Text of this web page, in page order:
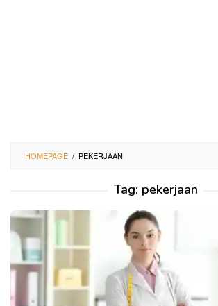
HOMEPAGE / PEKERJAAN
Tag: pekerjaan